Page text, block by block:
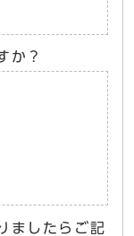
か？
ましたらご記